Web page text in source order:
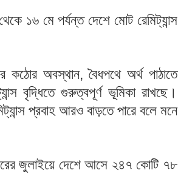
১৬ মে পর্যন্ত দেশে মোট রেমিট্যান্স
কঠোর অবস্থান, বৈধপথে অর্থ পাঠাতে
বৃদ্ধিতে গুরুত্বপূর্ণ ভূমিকা রাখছে।
প্রবাহ আরও বাড়তে পারে বলে মনে
জুলাইয়ে দেশে আসে ২৪৭ কোটি ৭৮